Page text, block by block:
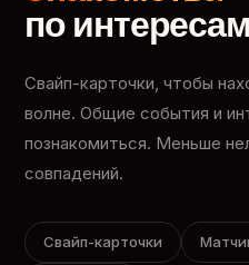
по интересам
Свайп-карточки, чтобы
волне. Общие события и
познакомиться. Меньше
совпадений.
Свайп-карточки